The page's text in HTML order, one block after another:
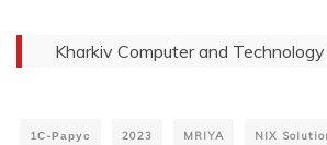
Kharkiv Computer and
1С-Рарус 2023 MRIYA NIX